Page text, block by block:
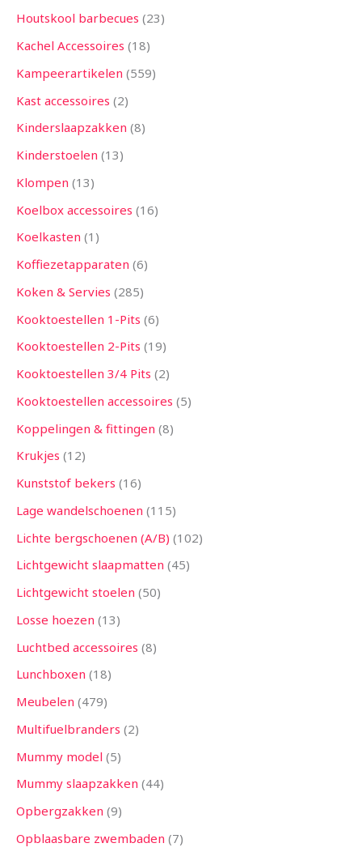
Houtskool barbecues 23
Kachel Accessoires 18
Kampeerartikelen 559
Kast accessoires 2
Kinderslaapzakken 8
Kinderstoelen 13
Klompen 13
Koelbox accessoires 16
Koelkasten 1
Koffiezetapparaten 6
Koken & Servies 285
Kooktoestellen 1-Pits 6
Kooktoestellen 2-Pits 19
Kooktoestellen 3/4 Pits 2
Kooktoestellen accessoires 5
Koppelingen & fittingen 8
Krukjes 12
Kunststof bekers 16
Lage wandelschoenen 115
Lichte bergschoenen (A/B) 102
Lichtgewicht slaapmatten 45
Lichtgewicht stoelen 50
Losse hoezen 13
Luchtbed accessoires 8
Lunchboxen 18
Meubelen 479
Multifuelbranders 2
Mummy model 5
Mummy slaapzakken 44
Opbergzakken 9
Opblaasbare zwembaden 7